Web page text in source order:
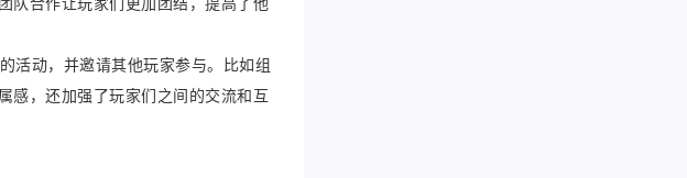
活动，并邀请其他玩家参与。比如组
感，还加强了玩家们之间的交流和互